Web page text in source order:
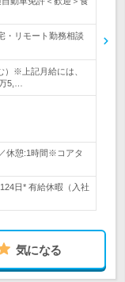
リモート勤務相談
）※上記月給には、
5,…
休憩:1時間※コアタ
日* 有給休暇（入社
気になる